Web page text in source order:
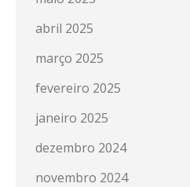
abril 2025
março 2025
fevereiro 2025
janeiro 2025
dezembro 2024
novembro 2024